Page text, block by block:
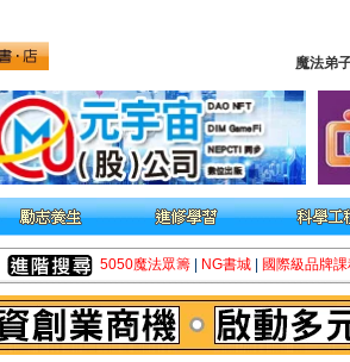
魔法弟
5050魔法眾籌 NG書城 國際級品牌課